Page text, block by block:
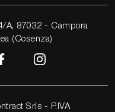
A, 87032 - Campora
(Cosenza)
Srls - P.IVA